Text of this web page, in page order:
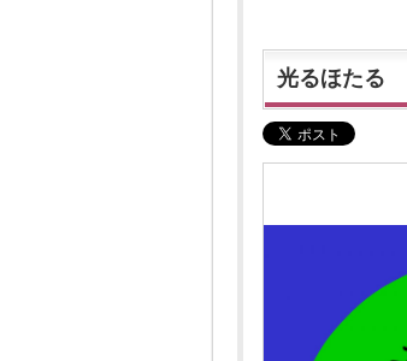
光るほたる